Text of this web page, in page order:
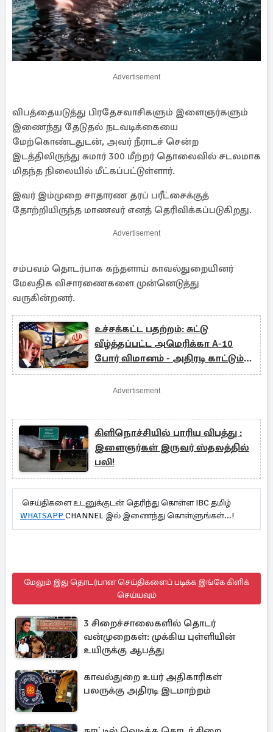
Advertisement
விபத்தையடுத்து பிரதேசவாசிகளும் இளைஞர்களும்
இணைந்து தேடுதல் நடவடிக்கையை
மேற்கொண்டதுடன், அவர் நீராடச் சென்ற
இடத்திலிருந்து சுமார் 300 மீற்றர் தொலைவில் சடலமாக
மிதந்த நிலையில் மீட்கப்பட்டுள்ளார்.
இவர் இம்முறை சாதாரண தரப் பரீட்சைக்குத்
தோற்றியிருந்த மாணவர் எனத் தெரிவிக்கப்படுகிறது.
Advertisement
சம்பவம் தொடர்பாக கந்தளாய் காவல்துறையினர்
மேலதிக விசாரணைகளை முன்னெடுத்து
வருகின்றனர்.
உச்சக்கட்ட பதற்றம்: சுட்டு
வீழ்த்தப்பட்ட அமெரிக்கா A-10
போர் விமானம் - அதிரடி காட்டும்
ஈரான்
Advertisement
கிளிநொச்சியில் பாரிய விபத்து :
இளைஞர்கள் இருவர் ஸ்தலத்தில்
பலி!
செய்திகளை உடனுக்குடன் தெரிந்து கொள்ள IBC தமிழ்
WHATSAPP CHANNEL இல் இணைந்து கொள்ளுங்கள்...!
மேலும் இது தொடர்பான செய்திகளைப் படிக்க இங்கே கிளிக்
செய்யவும்
3 சிறைச்சாலைகளில் தொடர்
வன்முறைகள்: முக்கிய புள்ளியின்
உயிருக்கு ஆபத்து
காவல்துறை உயர் அதிகாரிகள்
பலருக்கு அதிரடி இடமாற்றம்